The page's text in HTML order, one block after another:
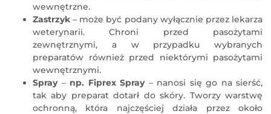
wewnętrzne.
Zastrzyk – może być podany wyłącznie przez lekarza
weterynarii. Chroni przed pasożytami
zewnętrznymi, a w przypadku wybranych
preparatów również przed niektórymi pasożytami
wewnętrznymi.
Spray– np. Fiprex Spray– nanosi się go na sierść,
tak aby preparat dotarł do skóry. Tworzy warstwę
ochronną, która najczęściej działa przez około